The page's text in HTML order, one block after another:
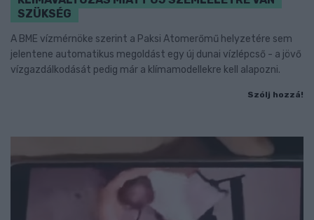
SZÜKSÉG
A BME vízmérnöke szerint a Paksi Atomerőmű helyzetére sem
jelentene automatikus megoldást egy új dunai vízlépcső - a jövő
vízgazdálkodását pedig már a klímamodellekre kell alapozni.
Szólj hozzá!